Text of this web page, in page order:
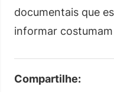
documentais que
informar
Compartilhe: